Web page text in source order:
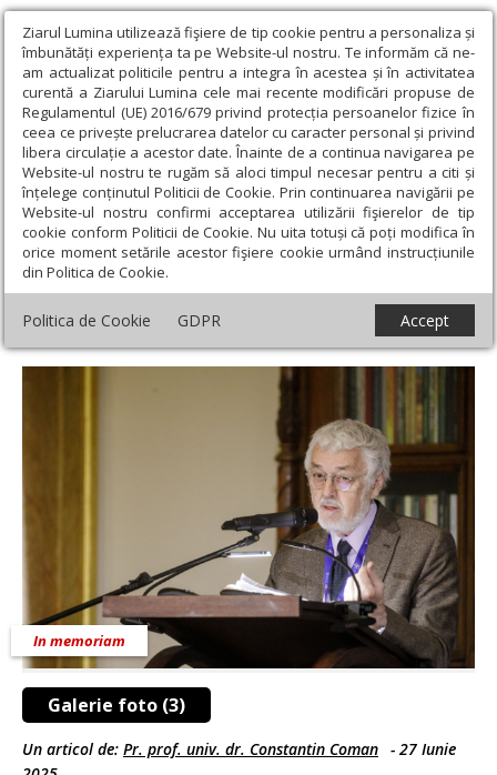
Ziarul Lumina utilizează fişiere de tip cookie pentru a personaliza și
îmbunătăți experiența ta pe Website-ul nostru. Te informăm că ne-
am actualizat politicile pentru a integra în acestea și în activitatea
curentă a Ziarului Lumina cele mai recente modificări propuse de
Regulamentul (UE) 2016/679 privind protecția persoanelor fizice în
ceea ce privește prelucrarea datelor cu caracter personal și privind
libera circulație a acestor date. Înainte de a continua navigarea pe
Website-ul nostru te rugăm să aloci timpul necesar pentru a citi și
înțelege conținutul Politicii de Cookie. Prin continuarea navigării pe
Website-ul nostru confirmi acceptarea utilizării fişierelor de tip
cookie conform Politicii de Cookie. Nu uita totuși că poți modifica în
orice moment setările acestor fişiere cookie urmând instrucțiunile
din Politica de Cookie.
Politica de Cookie GDPR Accept
Ziarul Lumina › Actualitate religioasă › In memoriam › Teologia
frumuseții la Sfântul Dumitru Stăniloae sau testamentul lui Costion
Nicolescu
Teologia frumuseții la Sfântul Dumitru
Stăniloae sau testamentul lui Costion
Nicolescu
Galerie foto (3)
In memoriam
Un articol de: Pr. prof. univ. dr. Constantin Coman - 27 Iunie